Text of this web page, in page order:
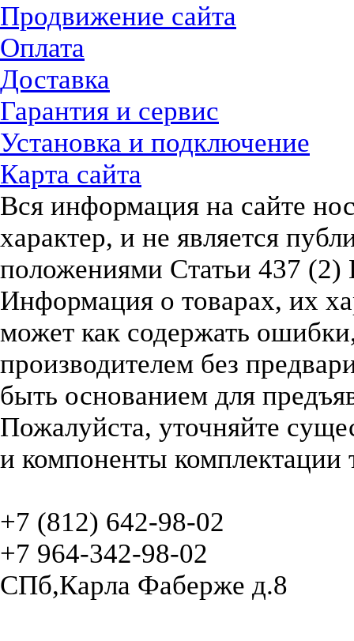
Продвижение сайта
Оплата
Доставка
Гарантия и сервис
Установка и подключение
Карта сайта
Вся информация на сайте
характер, и не является
положениями Статьи 437 (2)
Информация о товарах, их
может как содержать
производителем без
быть основанием для
Пожалуйста, уточняйте
и компоненты комплектации
+7 (812) 642-98-02
+7 964-342-98-02
СПб,Карла Фаберже д.8